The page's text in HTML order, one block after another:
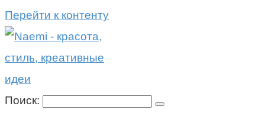
Перейти к контенту
Поиск: